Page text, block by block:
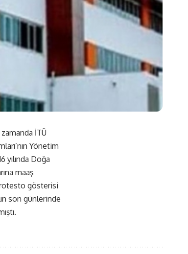
İTÜ
Yönetim
yılında Doğa
maaş
gösterisi
son günlerinde